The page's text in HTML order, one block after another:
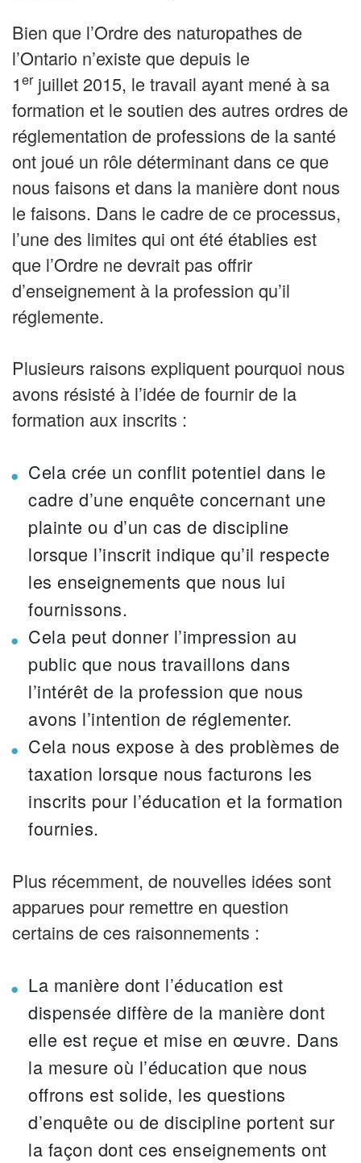
Bien que l’Ordre des naturopathes de
l’Ontario n’existe que depuis le
1erjuillet 2015, le travail ayant mené à sa
formation et le soutien des autres ordres de
réglementation de professions de la santé
ont joué un rôle déterminant dans ce que
nous faisons et dans la manière dont nous
le faisons. Dans le cadre de ce processus,
l’une des limites qui ont été établies est
que l’Ordre ne devrait pas offrir
d’enseignement à la profession qu’il
réglemente.
Plusieurs raisons expliquent pourquoi nous
avons résisté à l’idée de fournir de la
formation aux inscrits :
Cela crée un conflit potentiel dans le
cadre d’une enquête concernant une
plainte ou d’un cas de discipline
lorsque l’inscrit indique qu’il respecte
les enseignements que nous lui
fournissons.
Cela peut donner l’impression au
public que nous travaillons dans
l’intérêt de la profession que nous
avons l’intention de réglementer.
Cela nous expose à des problèmes de
taxation lorsque nous facturons les
inscrits pour l’éducation et la formation
fournies.
Plus récemment, de nouvelles idées sont
apparues pour remettre en question
certains de ces raisonnements :
La manière dont l’éducation est
dispensée diffère de la manière dont
elle est reçue et mise en œuvre. Dans
la mesure où l’éducation que nous
offrons est solide, les questions
d’enquête ou de discipline portent sur
la façon dont ces enseignements ont